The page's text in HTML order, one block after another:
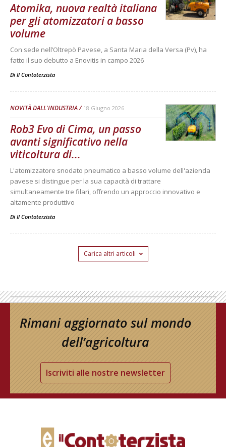
Atomika, nuova realtà italiana
per gli atomizzatori a basso
volume
Con sede nell’Oltrepò Pavese, a Santa Maria della Versa (Pv), ha
fatto il suo debutto a Enovitis in campo 2026
Di Il Contoterzista
NOVITÀ DALL'INDUSTRIA 18 Giugno 2026
Rob3 Evo di Cima, un passo
avanti significativo nella
viticoltura di...
L'atomizzatore snodato pneumatico a basso volume dell'azienda
pavese si distingue per la sua capacità di trattare
simultaneamente tre filari, offrendo un approccio innovativo e
altamente produttivo
Di Il Contoterzista
Carica altri articoli
Rimani aggiornato sul mondo
dell’agricoltura
Iscriviti alle nostre newsletter